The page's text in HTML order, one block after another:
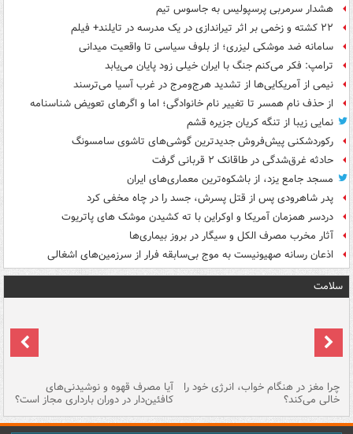
هشدار سرمربی پرسپولیس به جاسوس تیم
۲۲ کشته و زخمی بر اثر تیراندازی در یک مدرسه در تایلند+ فیلم
سامانه ضد موشکی لیزری؛ از بلوف سیاسی تا واقعیت میدانی
ترامپ: فکر می‌کنم جنگ با ایران خیلی زود پایان می‌یابد
نیمی از آمریکایی‌ها از تشدید هرج‌ومرج در غرب آسیا می‌ترسند
از حذف نام همسر تا تغییر نام خانوادگی؛ اما و اگرهای تعویض شناسنامه
نمایی زیبا از تنگه کریان جزیره قشم
رکوردشکنی پیش‌فروش جدیدترین گوشی‌های تاشوی سامسونگ
حادثه غرق‌شدگی در طاقانک ۲ قربانی گرفت
مسجد جامع یزد، از باشکوه‌ترین معماری‌های ایران
پدر شاهرودی پس از قتل پسرش، جسد را در چاه مخفی کرد
دردسر همزمان آمریکا و اوکراین با ته کشیدن موشک های پاتریوت
آثار مخرب مصرف الکل و سیگار در بروز بیماری‌ها
اذعان رسانه صهیونیست به موج بی‌سابقه فرار از سرزمین‌های اشغالی
سلامت
چرا مغز در هنگام خواب، انرژی خود را
خالی می‌کند؟
آیا مصرف قهوه و نوشیدنی‌های
کافئین‌دار در دوران بارداری مجاز است؟